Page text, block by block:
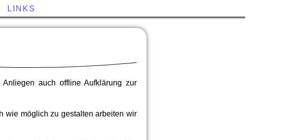
LINKS
auch offline Aufklärung zur
wie möglich zu gestalten arbeiten wir